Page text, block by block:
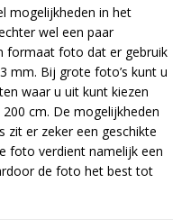
mogelijkheden in het
wel een paar
formaat foto dat er gebruik
mm. Bij grote foto’s kunt u
waar u uit kunt kiezen
cm. De mogelijkheden
zit er zeker een geschikte
foto verdient namelijk een
de foto het best tot